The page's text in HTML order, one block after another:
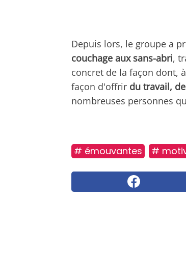
Depuis lors, le groupe a
couchage aux sans-abri,
concret de la façon dont,
façon d'offrir du travail,
nombreuses personnes
# émouvantes #